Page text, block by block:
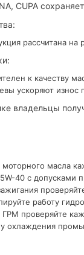
CUPA
рассчитана
к качеству
ускоряют износ
владельцы
масла
40 с допусками
работу
ГРМ проверяйте
охлаждения